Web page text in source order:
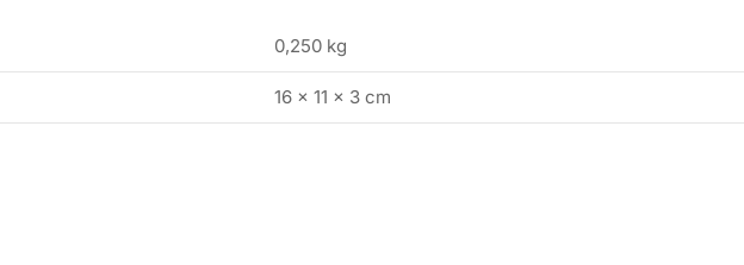
0,250 kg
16 × 11 × 3 cm